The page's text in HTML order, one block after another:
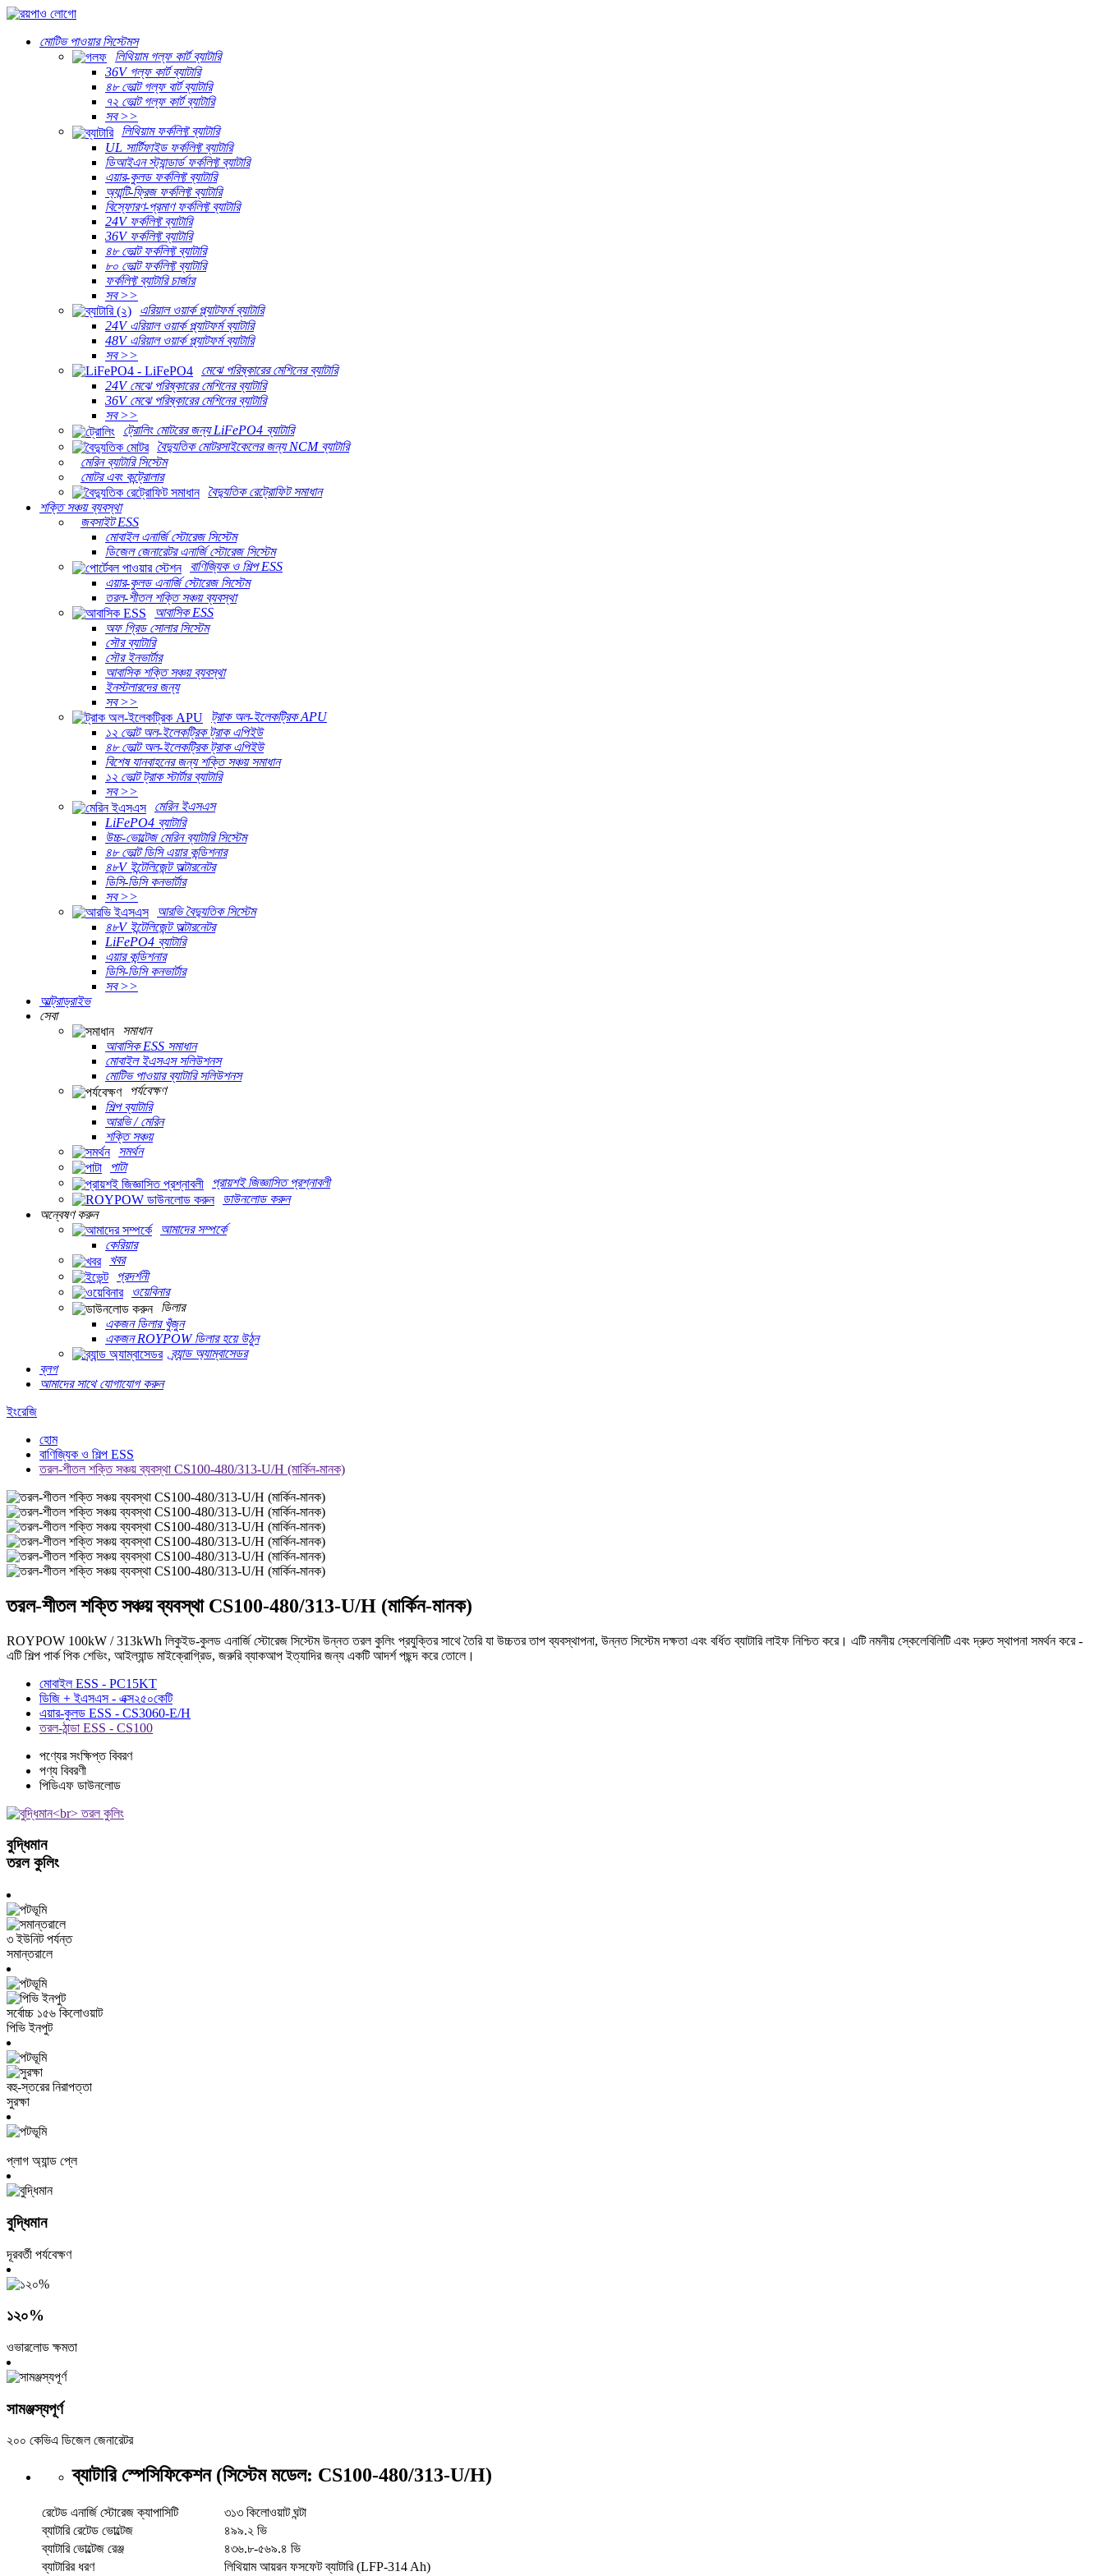
মোটিভ পাওয়ার সিস্টেমস
লিথিয়াম গল্ফ কার্ট ব্যাটারি
36V গল্ফ কার্ট ব্যাটারি
৪৮ ভোল্ট গল্ফ বার্ট ব্যাটারি
৭২ ভোল্ট গল্ফ কার্ট ব্যাটারি
সব >>
লিথিয়াম ফর্কলিফ্ট ব্যাটারি
UL সার্টিফাইড ফর্কলিফ্ট ব্যাটারি
ডিআইএন স্ট্যান্ডার্ড ফর্কলিফ্ট ব্যাটারি
এয়ার-কুলড ফর্কলিফ্ট ব্যাটারি
অ্যান্টি-ফ্রিজ ফর্কলিফ্ট ব্যাটারি
বিস্ফোরণ-প্রমাণ ফর্কলিফ্ট ব্যাটারি
24V ফর্কলিফ্ট ব্যাটারি
36V ফর্কলিফ্ট ব্যাটারি
৪৮ ভোল্ট ফর্কলিফ্ট ব্যাটারি
৮০ ভোল্ট ফর্কলিফ্ট ব্যাটারি
ফর্কলিফ্ট ব্যাটারি চার্জার
সব >>
এরিয়াল ওয়ার্ক প্ল্যাটফর্ম ব্যাটারি
24V এরিয়াল ওয়ার্ক প্ল্যাটফর্ম ব্যাটারি
48V এরিয়াল ওয়ার্ক প্ল্যাটফর্ম ব্যাটারি
সব >>
মেঝে পরিষ্কারের মেশিনের ব্যাটারি
24V মেঝে পরিষ্কারের মেশিনের ব্যাটারি
36V মেঝে পরিষ্কারের মেশিনের ব্যাটারি
সব >>
ট্রোলিং মোটরের জন্য LiFePO4 ব্যাটারি
বৈদ্যুতিক মোটরসাইকেলের জন্য NCM ব্যাটারি
মেরিন ব্যাটারি সিস্টেম
মোটর এবং কন্ট্রোলার
বৈদ্যুতিক রেট্রোফিট সমাধান
শক্তি সঞ্চয় ব্যবস্থা
জবসাইট ESS
মোবাইল এনার্জি স্টোরেজ সিস্টেম
ডিজেল জেনারেটর এনার্জি স্টোরেজ সিস্টেম
বাণিজ্যিক ও শিল্প ESS
এয়ার-কুলড এনার্জি স্টোরেজ সিস্টেম
তরল-শীতল শক্তি সঞ্চয় ব্যবস্থা
আবাসিক ESS
অফ গ্রিড সোলার সিস্টেম
সৌর ব্যাটারি
সৌর ইনভার্টার
আবাসিক শক্তি সঞ্চয় ব্যবস্থা
ইনস্টলারদের জন্য
সব >>
ট্রাক অল-ইলেকট্রিক APU
১২ ভোল্ট অল-ইলেকট্রিক ট্রাক এপিইউ
৪৮ ভোল্ট অল-ইলেকট্রিক ট্রাক এপিইউ
বিশেষ যানবাহনের জন্য শক্তি সঞ্চয় সমাধান
১২ ভোল্ট ট্রাক স্টার্টার ব্যাটারি
সব >>
মেরিন ইএসএস
LiFePO4 ব্যাটারি
উচ্চ-ভোল্টেজ মেরিন ব্যাটারি সিস্টেম
৪৮ ভোল্ট ডিসি এয়ার কন্ডিশনার
৪৮V ইন্টেলিজেন্ট অল্টারনেটর
ডিসি-ডিসি কনভার্টার
সব >>
আরভি বৈদ্যুতিক সিস্টেম
৪৮V ইন্টেলিজেন্ট অল্টারনেটর
LiFePO4 ব্যাটারি
এয়ার কন্ডিশনার
ডিসি-ডিসি কনভার্টার
সব >>
আল্ট্রাড্রাইভ
সেবা
সমাধান
আবাসিক ESS সমাধান
মোবাইল ইএসএস সলিউশনস
মোটিভ পাওয়ার ব্যাটারি সলিউশনস
পর্যবেক্ষণ
শিল্প ব্যাটারি
আরভি / মেরিন
শক্তি সঞ্চয়
সমর্থন
পাটা
প্রায়শই জিজ্ঞাসিত প্রশ্নাবলী
ডাউনলোড করুন
অন্বেষণ করুন
আমাদের সম্পর্কে
কেরিয়ার
খবর
প্রদর্শনী
ওয়েবিনার
ডিলার
একজন ডিলার খুঁজুন
একজন ROYPOW ডিলার হয়ে উঠুন
ব্র্যান্ড অ্যাম্বাসেডর
ব্লগ
আমাদের সাথে যোগাযোগ করুন
ইংরেজি
হোম
বাণিজ্যিক ও শিল্প ESS
তরল-শীতল শক্তি সঞ্চয় ব্যবস্থা CS100-480/313-U/H (মার্কিন-মানক)
তরল-শীতল শক্তি সঞ্চয় ব্যবস্থা CS100-480/313-U/H (মার্কিন-মানক)
ROYPOW 100kW / 313kWh লিকুইড-কুলড এনার্জি স্টোরেজ সিস্টেম উন্নত তরল কুলিং প্রযুক্তির সাথে তৈরি যা উচ্চতর তাপ ব্যবস্থাপনা, উন্নত সিস্টেম দক্ষতা এবং বর্ধিত ব্যাটারি লাইফ নিশ্চিত করে। এটি নমনীয় স্কেলেবিলিটি এবং দ্রুত স্থাপনা সমর্থন করে -
এটি শিল্প পার্ক পিক শেভিং, আইল্যান্ড মাইক্রোগ্রিড, জরুরি ব্যাকআপ ইত্যাদির জন্য একটি আদর্শ পছন্দ করে তোলে।
মোবাইল ESS - PC15KT
ডিজি + ইএসএস - এক্স২৫০কেটি
এয়ার-কুলড ESS - CS3060-E/H
তরল-ঠান্ডা ESS - CS100
পণ্যের সংক্ষিপ্ত বিবরণ
পণ্য বিবরণী
পিডিএফ ডাউনলোড
বুদ্ধিমান
তরল কুলিং
৩ ইউনিট পর্যন্ত
সমান্তরালে
সর্বোচ্চ ১৫৬ কিলোওয়াট
পিভি ইনপুট
বহু-স্তরের নিরাপত্তা
সুরক্ষা
প্লাগ অ্যান্ড প্লে
বুদ্ধিমান
দূরবর্তী পর্যবেক্ষণ
১২০%
ওভারলোড ক্ষমতা
সামঞ্জস্যপূর্ণ
২০০ কেভিএ ডিজেল জেনারেটর
ব্যাটারি স্পেসিফিকেশন (সিস্টেম মডেল: CS100-480/313-U/H)
রেটেড এনার্জি স্টোরেজ ক্যাপাসিটি
৩১৩ কিলোওয়াট ঘন্টা
ব্যাটারি রেটেড ভোল্টেজ
৪৯৯.২ ভি
ব্যাটারি ভোল্টেজ রেঞ্জ
৪৩৬.৮-৫৬৯.৪ ভি
ব্যাটারির ধরণ
লিথিয়াম আয়রন ফসফেট ব্যাটারি (LFP-314 Ah)